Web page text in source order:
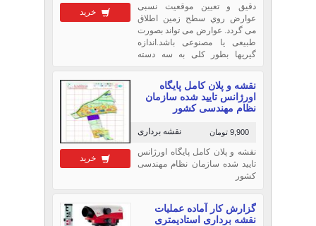
خرید
دقیق و تعیین موقعیت نسبی
عوارض روي سطح زمین اطلاق
می گردد. عوارض می تواند بصورت
طبیعی یا مصنوعی باشد.اندازه
گیریها بطور کلی به سه دسته
عملیات صحرایی: شامل شناسایی
و بازدید اولیه؛ انتخاب ر...
خرید
نقشه و پلان کامل پایگاه
اورژانس تایید شده سازمان
نظام مهندسی کشور
نقشه برداری 9,900 تومان
نقشه و پلان کامل پایگاه اورژانس
تایید شده سازمان نظام مهندسی
کشور
گزارش كار آماده عمليات
نقشه برداری استاديمتری